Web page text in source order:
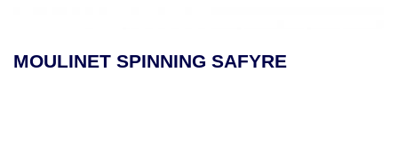
MOULINET À TRAÎNEAU